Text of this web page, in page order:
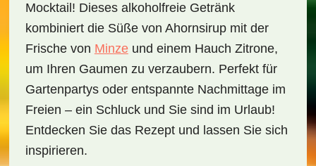
Mocktail! Dieses alkoholfreie Getränk
kombiniert die Süße von Ahornsirup mit der
Frische von Minzeund einem Hauch Zitrone,
um Ihren Gaumen zu verzaubern. Perfekt für
Gartenpartys oder entspannte Nachmittage im
Freien – ein Schluck und Sie sind im Urlaub!
Entdecken Sie das Rezept und lassen Sie sich
inspirieren.